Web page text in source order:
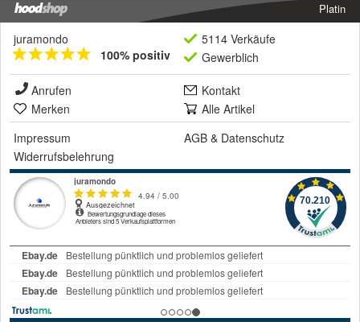
Platin
juramondo
100% positiv
5114 Verkäufe
Gewerblich
Anrufen
Kontakt
Merken
Alle Artikel
Impressum
AGB & Datenschutz
Widerrufsbelehrung